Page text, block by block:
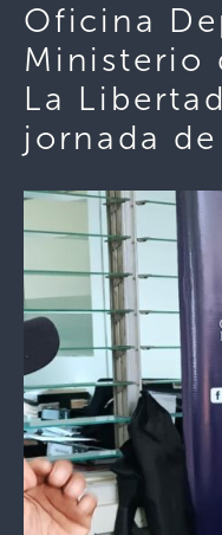
Oficina
Ministerio
La
jornada